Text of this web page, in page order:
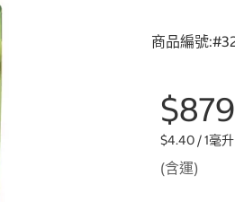
商品編號:#
$879
$4.40 / 1毫升
(含運)